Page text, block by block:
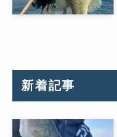
新着記事